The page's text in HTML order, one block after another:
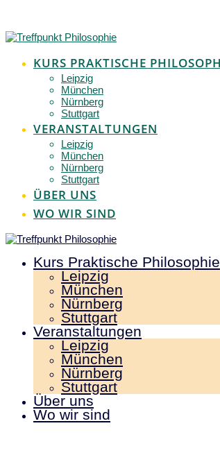
springen
KURS PRAKTISCHE
Leipzig
München
Nürnberg
Stuttgart
VERANSTALTUNGEN
Leipzig
München
Nürnberg
Stuttgart
ÜBER UNS
WO WIR SIND
Kurs Praktische Philosophie
Leipzig
München
Nürnberg
Stuttgart
Veranstaltungen
Leipzig
München
Nürnberg
Stuttgart
Über uns
Wo wir sind